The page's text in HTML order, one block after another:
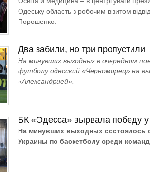
Одеську область з робочим візитом
Порошенко.
Два забили, но три пропустили
На минувших выходных в очередном
футболу одесский «Черноморец» на
«Александрией».
БК «Одесса» вырвала победу
На минувших выходных состоялось
Украины по баскетболу среди